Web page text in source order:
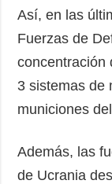
Así, en las
Fuerzas de
concentración
3 sistemas de
municiones
Además, las
de Ucrania